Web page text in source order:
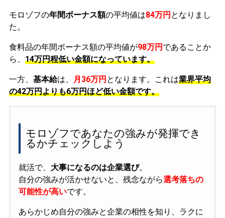
モロゾフの年間ボーナス額の平均値は84万円 となりまし
た。
食料品の年間ボーナス額の平均値が98万円 であることか
ら、 14万円程低い金額になっています。
一方、 基本給は、 月36万円 となります。これは業界平均
の42万円よりも6万円ほど低い金額です。
モロゾフであなたの強みが発揮でき
るかチェックしよう
就活で、 大事になるのは企業選び。
自分の強みが活かせないと、残念ながら選考落ちの
可能性が高いです。
あらかじめ自分の強みと企業の相性を知り、ラクに